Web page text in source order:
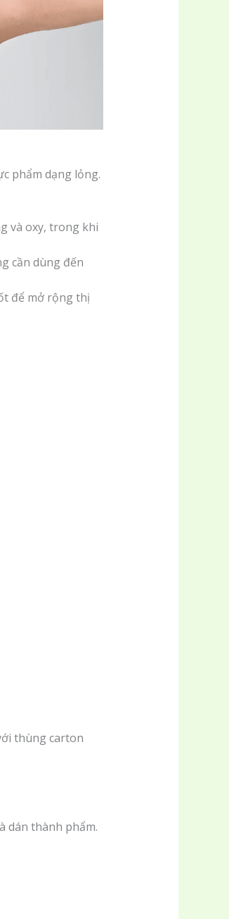
phẩm dạng lỏng.
và oxy, trong khi
cần dùng đến
để mở rộng thị
thùng carton
dán thành phẩm.